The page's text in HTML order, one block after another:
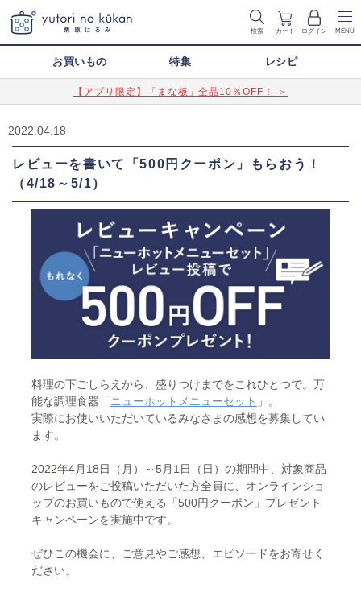
検索 カート ログイン MENU
お買いもの 特集 レシピ
【アプリ限定】「まな板」全品10％OFF！ ＞
2022.04.18
レビューを書いて「500円クーポン」もらおう！
（4/18～5/1）
料理の下ごしらえから、盛りつけまでをこれひとつで。万
能な調理食器「 ニューホットメニューセット 」。
実際にお使いいただいているみなさまの感想を募集してい
ます。
2022年4月18日（月）～5月1日（日）の期間中、対象商品
のレビューをご投稿いただいた方全員に、オンラインショ
ップのお買いもので使える「500円クーポン」プレゼント
キャンペーンを実施中です。
ぜひこの機会に、ご意見やご感想、エピソードをお寄せく
ださい。